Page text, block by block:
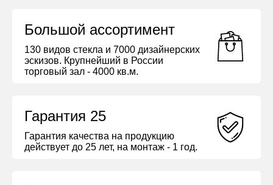
Большой ассортимент
130 видов стекла и 7000 дизайнерских
эскизов. Крупнейший в России
торговый зал - 4000 кв.м.
Гарантия 25
Гарантия качества на продукцию
действует до 25 лет, на монтаж - 1 год.